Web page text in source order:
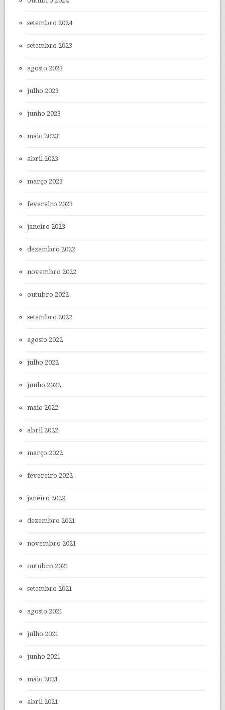
setembro 2024
setembro 2023
agosto 2023
julho 2023
junho 2023
maio 2023
abril 2023
março 2023
fevereiro 2023
janeiro 2023
dezembro 2022
novembro 2022
outubro 2022
setembro 2022
agosto 2022
julho 2022
junho 2022
maio 2022
abril 2022
março 2022
fevereiro 2022
janeiro 2022
dezembro 2021
novembro 2021
outubro 2021
setembro 2021
agosto 2021
julho 2021
junho 2021
maio 2021
abril 2021